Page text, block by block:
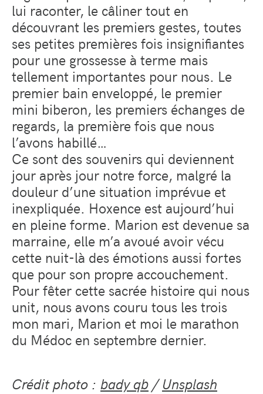
lui raconter, le câliner tout en
découvrant les premiers gestes, toutes
ses petites premières fois insignifiantes
pour une grossesse à terme mais
tellement importantes pour nous. Le
premier bain enveloppé, le premier
mini biberon, les premiers échanges de
regards, la première fois que nous
l’avons habillé…
Ce sont des souvenirs qui deviennent
jour après jour notre force, malgré la
douleur d’une situation imprévue et
inexpliquée. Hoxence est aujourd’hui
en pleine forme. Marion est devenue sa
marraine, elle m’a avoué avoir vécu
cette nuit-là des émotions aussi fortes
que pour son propre accouchement.
Pour fêter cette sacrée histoire qui nous
unit, nous avons couru tous les trois
mon mari, Marion et moi le marathon
du Médoc en septembre dernier.
Crédit photo : bady qb /Unsplash